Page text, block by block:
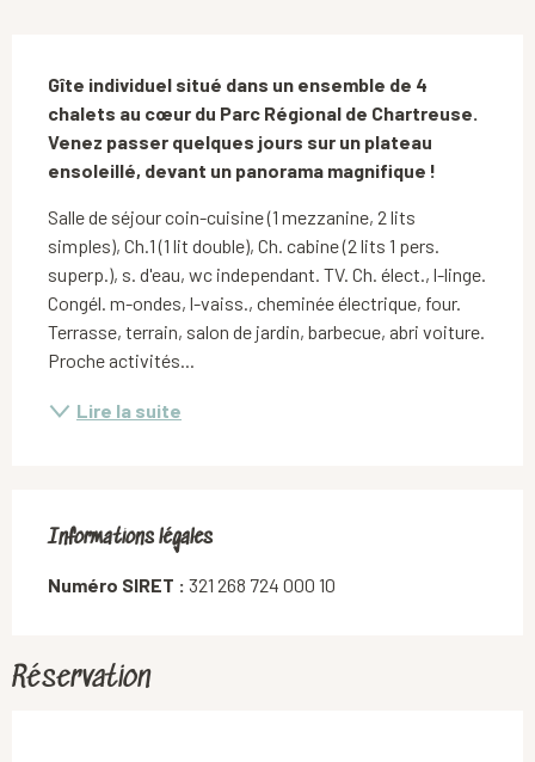
Gîte individuel situé dans un ensemble de 4
chalets au cœur du Parc Régional de Chartreuse.
Venez passer quelques jours sur un plateau
ensoleillé, devant un panorama magnifique !
Salle de séjour coin-cuisine (1 mezzanine, 2 lits
simples), Ch.1 (1 lit double), Ch. cabine (2 lits 1 pers.
superp.), s. d'eau, wc independant. TV. Ch. élect., l-linge.
Congél. m-ondes, l-vaiss., cheminée électrique, four.
Terrasse, terrain, salon de jardin, barbecue, abri voiture.
Proche activités...
Lire la suite
Informations légales
Informations légales
Numéro SIRET : 321 268 724 000 10
Réservation